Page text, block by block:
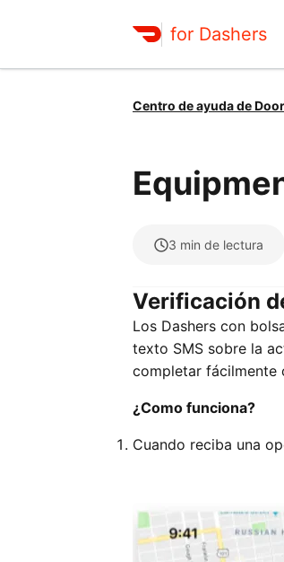
for Dashers
Centro de ayuda de
3 min de lectura
Verificación
Los Dashers con
texto SMS sobre la
completar fácilmente
¿Como funciona?
Cuando reciba una